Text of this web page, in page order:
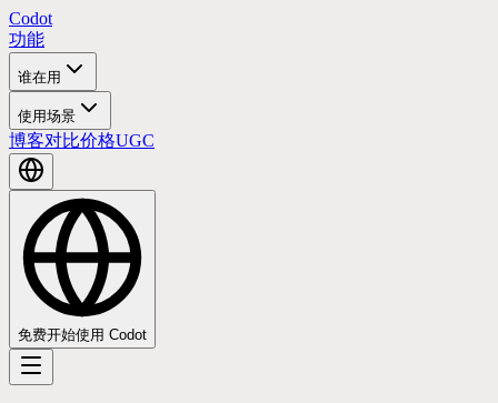
Codot
功能
谁在用
使用场景
博客对比价格UGC
免费开始使用 Codot